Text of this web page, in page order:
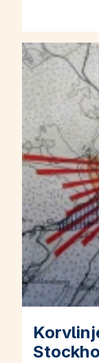
Läs mer om